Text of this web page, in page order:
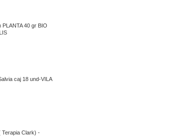
PLANTA 40 gr BIO
caj 18 und-VILA
Terapia Clark) -